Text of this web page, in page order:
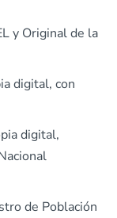
y Original de la
digital, con
digital,
de Población